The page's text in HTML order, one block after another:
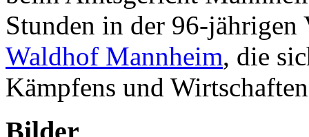
Stunden in der 96-jährigen
Waldhof Mannheim, die
Kämpfens und